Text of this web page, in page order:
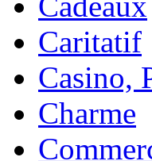
Caritatif
Casino,
Charme